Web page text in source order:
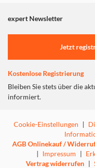
"Marketing".
Einstellungen anpassen
expert Newsletter
Jetzt
Kostenlose Registrierung
Bleiben Sie stets über die
informiert.
Cookie-Einstellungen |
AGB Onlinekauf /
| Impressum |
Vertrag widerrufen |